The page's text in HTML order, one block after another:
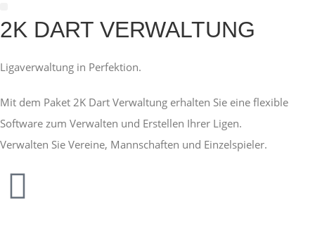
2K DART VERWALTUNG
Ligaverwaltung in Perfektion.
Mit dem Paket 2K Dart Verwaltung erhalten Sie eine flexible
Software zum Verwalten und Erstellen Ihrer Ligen.
Verwalten Sie Vereine, Mannschaften und Einzelspieler.